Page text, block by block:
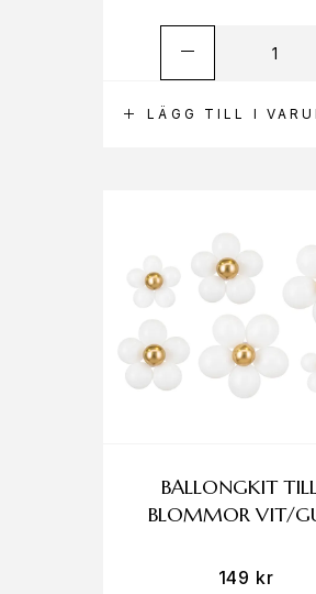
LÄGG TILL I
BALLONGKIT
BLOMMOR VIT/
149 kr